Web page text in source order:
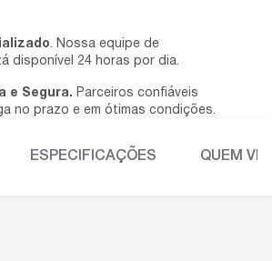
. Nossa equipe de
disponível 24 horas por dia.
e Segura. Parceiros confiáveis
no prazo e em ótimas condições.
ESPECIFICAÇÕES QUEM